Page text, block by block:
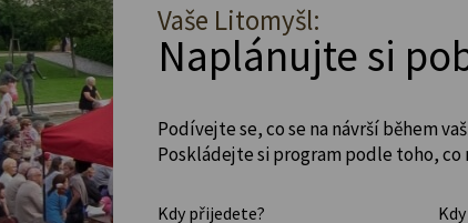
Vaše Litomyšl:
Naplánujte si
Podívejte se, co se na návrší během
Poskládejte si program podle toho, co
Kdy přijedete?